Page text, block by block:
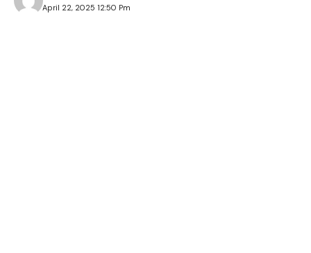
April 22, 2025 12:50 Pm